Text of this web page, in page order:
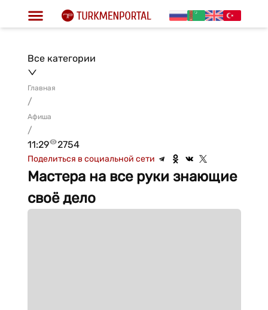
Все категории
Главная
/
Афиша
/
11:29
2754
Поделиться в социальной сети
Мастера на все руки знающие
своё дело